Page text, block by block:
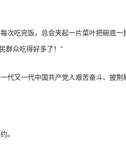
吃完饭，总会夹起一片菜叶把碗底一
群众吃得好多了！”
又一代中国共产党人艰苦奋斗、披荆
。